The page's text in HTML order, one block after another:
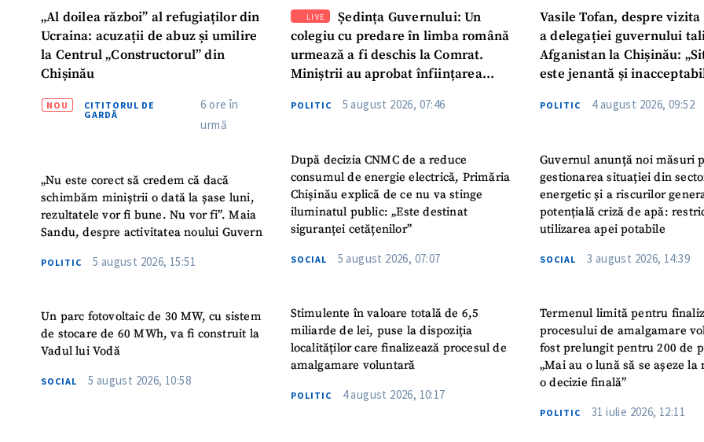
„Al doilea război” al refugiaților din
Ucraina: acuzații de abuz și umilire
la Centrul „Constructorul” din
Chișinău
NOU
CITITORUL DE
GARDĂ
6 ore în
urmă
„Nu este corect să credem că dacă
schimbăm miniștrii o dată la șase luni,
rezultatele vor fi bune. Nu vor fi”. Maia
Sandu, despre activitatea noului Guvern
POLITIC 5 august 2026, 15:51
Un parc fotovoltaic de 30 MW, cu sistem
de stocare de 60 MWh, va fi construit la
Vadul lui Vodă
SOCIAL 5 august 2026, 10:58
LIVE
Ședința Guvernului: Un
colegiu cu predare în limba română
urmează a fi deschis la Comrat.
Miniștrii au aprobat înființarea
Turc „Recep Tayyip Erdogan”
POLITIC 5 august 2026, 07:46
După decizia CNMC de a reduce
consumul de energie electrică, Primăria
Chișinău explică de ce nu va stinge
iluminatul public: „Este destinat
siguranței cetățenilor”
SOCIAL 5 august 2026, 07:07
Stimulente în valoare totală de 6,5
miliarde de lei, puse la dispoziția
localităților care finalizează procesul de
amalgamare voluntară
POLITIC 4 august 2026, 10:17
Vasile Tofan, despre vizita
a delegației guvernului
Afganistan la Chișinău:
este jenantă și
POLITIC 4 august 2026, 09:52
Guvernul anunță noi măsuri
gestionarea situației din
energetic și a riscurilor
potențială criză de apă:
utilizarea apei potabile
SOCIAL 3 august 2026, 14:39
Termenul limită pentru
procesului de amalgamare
fost prelungit pentru 200 de
„Mai au o lună să se așeze la
o decizie finală”
POLITIC 31 iulie 2026, 12:11